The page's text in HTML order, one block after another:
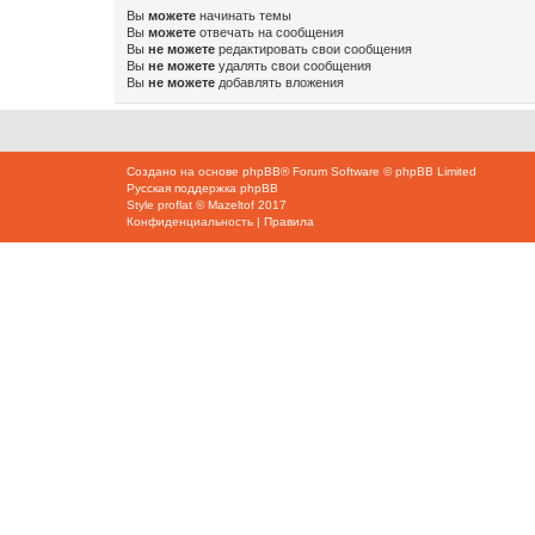
Вы можете начинать темы
Вы можете отвечать на сообщения
Вы не можете редактировать свои сообщения
Вы не можете удалять свои сообщения
Вы не можете добавлять вложения
Создано на основе phpBB® Forum Software © phpBB Limited
Русская поддержка phpBB
Style proflat ©Mazeltof 2017
Конфиденциальность | Правила